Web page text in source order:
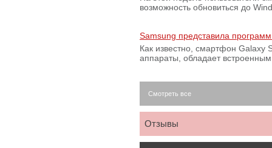
возможность обновиться до
Samsung представила
Как известно, смартфон Galaxy
аппараты, обладает
Смотреть все
Отзывы